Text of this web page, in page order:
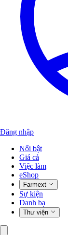
Đăng nhập
Nổi bật
Giá cả
Việc làm
eShop
Farmext
Sự kiện
Danh bạ
Thư viện